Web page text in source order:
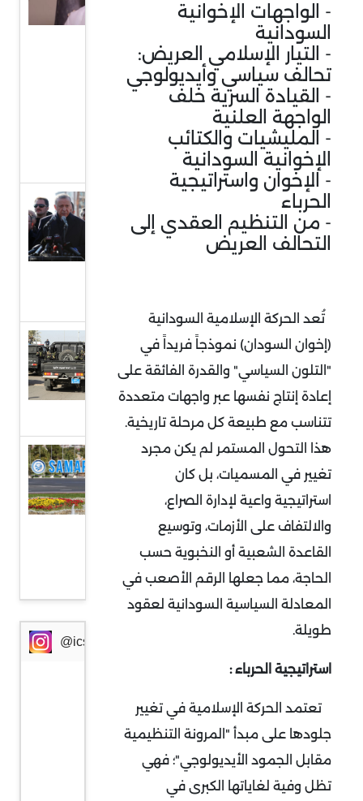
- الواجهات الإخوانية
السودانية
- التيار الإسلامي العريض:
تحالف سياسي وأيديولوجي
- القيادة السرية خلف
الواجهة العلنية
- المليشيات والكتائب
الإخوانية السودانية
- الإخوان واستراتيجية
الحرباء
- من التنظيم العقدي إلى
التحالف العريض
تُعد الحركة الإسلامية السودانية
(إخوان السودان) نموذجاً فريداً في
"التلون السياسي" والقدرة الفائقة على
إعادة إنتاج نفسها عبر واجهات متعددة
تتناسب مع طبيعة كل مرحلة تاريخية.
هذا التحول المستمر لم يكن مجرد
تغيير في المسميات، بل كان
استراتيجية واعية لإدارة الصراع،
والالتفاف على الأزمات، وتوسيع
القاعدة الشعبية أو النخبوية حسب
الحاجة، مما جعلها الرقم الأصعب في
المعادلة السياسية السودانية لعقود
طويلة.
استراتيجية الحرباء :
تعتمد الحركة الإسلامية في تغيير
جلودها على مبدأ "المرونة التنظيمية
مقابل الجمود الأيديولوجي"؛ فهي
تظل وفية لغاياتها الكبرى في
إلى
الساحة
والأبعاد
مشروع
المصالحة
الوطنية
في ليبيا
إعلان
التوازن
للعلاقات
الدولية
@icssresearch